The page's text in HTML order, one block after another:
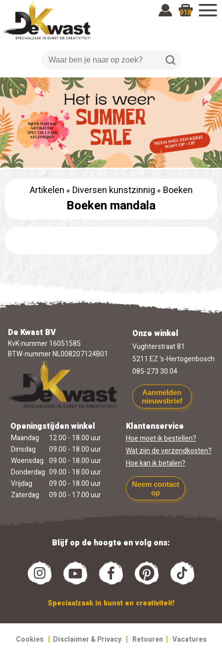
918
Artikelen Diversen kunstzinnig Boeken
Boeken mandala
De Kwast BV
KvK-nummer 16051585
BTW-nummer NL008207124B01
Onze winkel
Vughterstraat 81
5211 EZ 's-Hertogenbosch
085-273 30 04
Aanmelden
nieuwsbrief
Openingstijden winkel
Maandag
12.00 - 18.00 uur
Dinsdag
09.00 - 18.00 uur
Woensdag 09.00 - 18.00 uur
Donderdag 09.00 - 18.00 uur
Vrijdag
09.00 - 18.00 uur
Zaterdag
09.00 - 17.00 uur
Klantenservice
Hoe moet ik bestellen?
Wat zijn de verzendkosten?
Hoe kan ik betalen?
Neem contact
op
Blijf op de hoogte en volg ons:
Speciaalzaak in kunst en creativiteit!
Cookies | Disclaimer & Privacy | Retouren | Vacatures